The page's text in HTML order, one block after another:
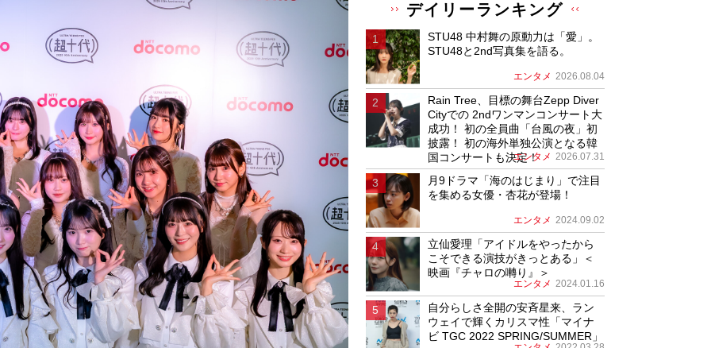
デイリーランキング
STU48 中村舞の原動力は「愛」。
STU48と2nd写真集を語る。
エンタメ 2026.08.04
Rain Tree、目標の舞台Zepp Diver
Cityでの 2ndワンマンコンサート大
成功！ 初の全員曲「台風の夜」初
披露！ 初の海外単独公演となる韓
国コンサートも決定！
エンタメ 2026.07.31
月9ドラマ「海のはじまり」で注目
を集める女優・杏花が登場！
エンタメ 2024.09.02
立仙愛理「アイドルをやったから
こそできる演技がきっとある」＜
映画『チャロの囀り』＞
エンタメ 2024.01.16
自分らしさ全開の安斉星来、ラン
ウェイで輝くカリスマ性「マイナ
ビ TGC 2022 SPRING/SUMMER」